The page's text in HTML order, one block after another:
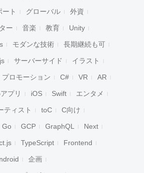
ート グローバル 外資
ー 音楽 教育 Unity
モダンな技術 長期継続も可
サーバーサイド イラスト
プロモーション C# VR AR
プリ iOS Swift エンタメ
ティスト toC C向け
Go GCP GraphQL Next
TypeScript Frontend
企画